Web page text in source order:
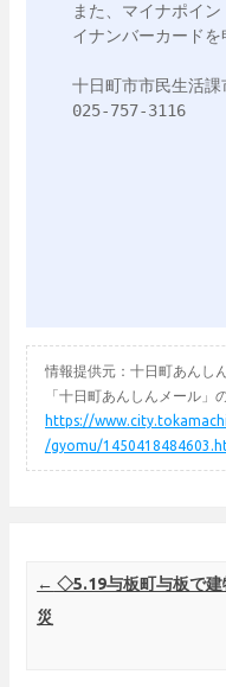
また、マイナポイ
イナンバーカードを
十日町市市民生活課
025-757-3116
情報提供元：十日町あんし
「十日町あんしんメール」
https://
/gyomu/
Post navigation
← ◇5.19与板町与板で建
災